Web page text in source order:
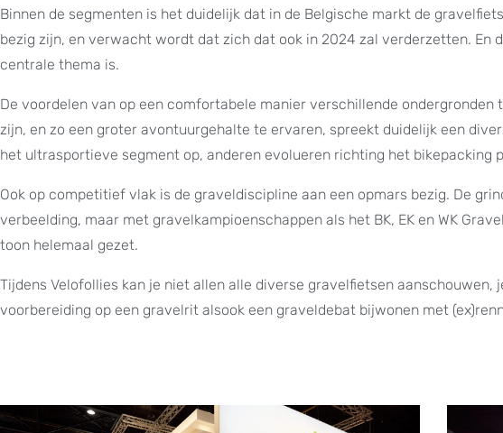
Binnen de segmenten is het duidelijk dat in de Belgische markt de
bezig zijn, en verwacht wordt dat zich dat ook in 2024 zal verderzetten. En
centrale thema is.
De voordelen van op een comfortabele manier verschillende
zijn, en zo een groter avontuurgehalte te ervaren, spreekt duidelijk een
het ultrasportieve segment op, anderen evolueren richting het bikepacking
Ook op competitief vlak is de graveldiscipline aan een opmars bezig. De
verbeelding, maar met gravelkampioenschappen als het BK, EK en WK
toon helemaal gezet.
Tijdens Velofollies kan je niet allen alle diverse gravelfietsen aanschouwen,
voorbereiding op een gravelrit alsook een graveldebat bijwonen met